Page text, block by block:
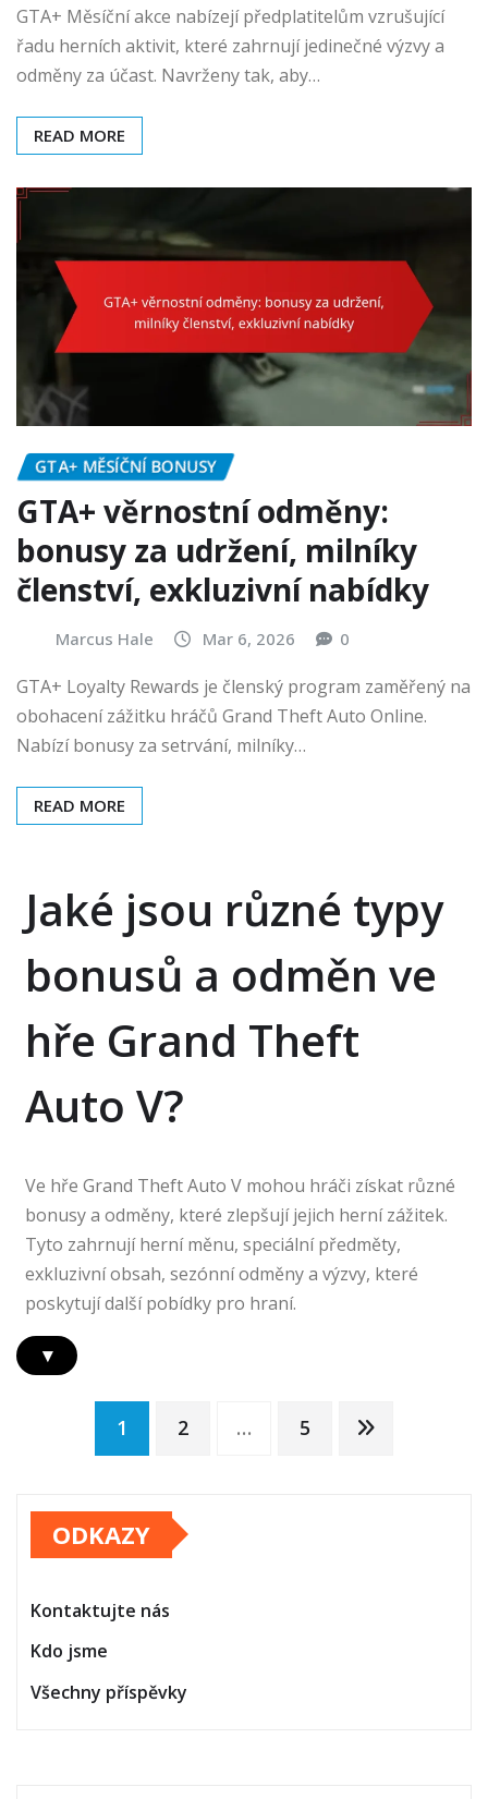
GTA+ Měsíční akce nabízejí předplatitelům vzrušující
řadu herních aktivit, které zahrnují jedinečné výzvy a
odměny za účast. Navrženy tak, aby…
READ MORE
GTA+ MĚSÍČNÍ BONUSY
GTA+ věrnostní odměny:
bonusy za udržení, milníky
členství, exkluzivní nabídky
Marcus Hale Mar 6, 2026 0
GTA+ Loyalty Rewards je členský program zaměřený na
obohacení zážitku hráčů Grand Theft Auto Online.
Nabízí bonusy za setrvání, milníky…
READ MORE
Jaké jsou různé typy
bonusů a odměn ve
hře Grand Theft
Auto V?
Ve hře Grand Theft Auto V mohou hráči získat různé
bonusy a odměny, které zlepšují jejich herní zážitek.
Tyto zahrnují herní měnu, speciální předměty,
exkluzivní obsah, sezónní odměny a výzvy, které
poskytují další pobídky pro hraní.
▾
Posts
pagination
1 2 … 5
ODKAZY
Kontaktujte nás
Kdo jsme
Všechny příspěvky